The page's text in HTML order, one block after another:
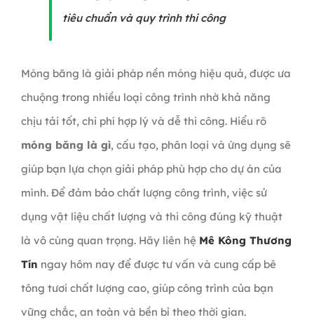
tiêu chuẩn và quy trình thi công
Móng băng là giải pháp nền móng hiệu quả, được ưa
chuộng trong nhiều loại công trình nhờ khả năng
chịu tải tốt, chi phí hợp lý và dễ thi công. Hiểu rõ
móng băng là gì, cấu tạo, phân loại và ứng dụng sẽ
giúp bạn lựa chọn giải pháp phù hợp cho dự án của
mình. Để đảm bảo chất lượng công trình, việc sử
dụng vật liệu chất lượng và thi công đúng kỹ thuật
là vô cùng quan trọng. Hãy liên hệ Mê Kông Thương
Tín ngay hôm nay để được tư vấn và cung cấp bê
tông tươi chất lượng cao, giúp công trình của bạn
vững chắc, an toàn và bền bỉ theo thời gian.